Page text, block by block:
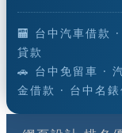
🏧 台中汽車借款
貸款
🚗 台中免留車 ·
金借款 · 台中名錶